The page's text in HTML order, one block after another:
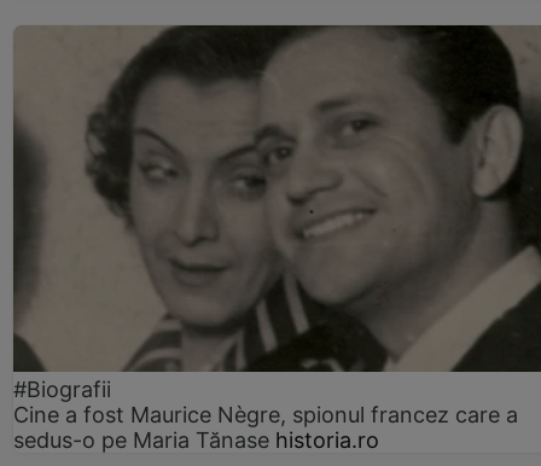
#Biografii
Cine a fost Maurice Nègre, spionul francez care a
sedus-o pe Maria Tănase historia.ro